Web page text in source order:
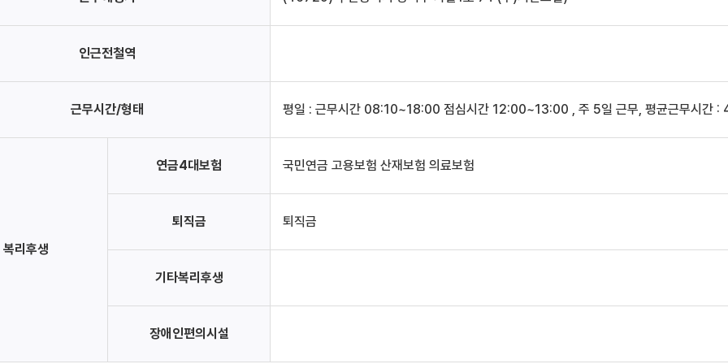
인근전철역
근무시간/형태 평일 : 근무시간 08:10~18:00 점심시간 12:00~13:00 , 주 5일 근무, 평균근무시간 :
복리후생
연금4대보험 국민연금 고용보험 산재보험 의료보험
퇴직금 퇴직금
기타복리후생
장애인편의시설